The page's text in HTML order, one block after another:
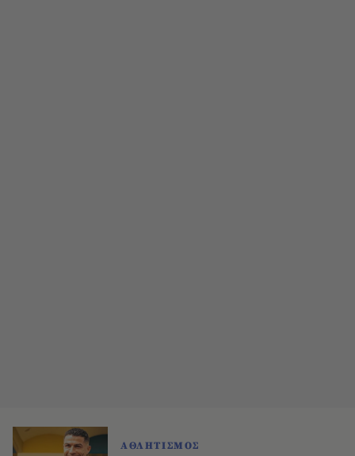
ΑΘΛΗΤΙΣΜΟΣ